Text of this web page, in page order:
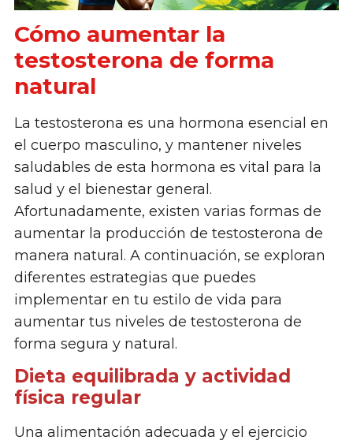
Cómo aumentar la
testosterona de forma
natural
La testosterona es una hormona esencial en
el cuerpo masculino, y mantener niveles
saludables de esta hormona es vital para la
salud y el bienestar general.
Afortunadamente, existen varias formas de
aumentar la producción de testosterona de
manera natural. A continuación, se exploran
diferentes estrategias que puedes
implementar en tu estilo de vida para
aumentar tus niveles de testosterona de
forma segura y natural.
Dieta equilibrada y actividad
física regular
Una alimentación adecuada y el ejercicio